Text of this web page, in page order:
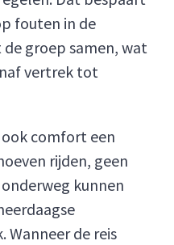
fouten in de
groep samen, wat
vertrek tot
comfort een
rijden, geen
kunnen
Wanneer de reis